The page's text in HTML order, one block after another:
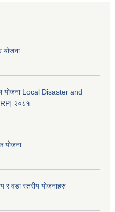
योजना
योजना Local Disaster and
२०८१
योजना
र वडा स्तरीय योजनाहरु